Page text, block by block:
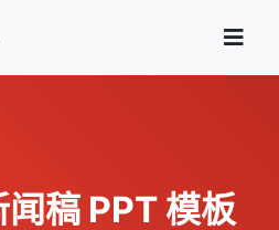
稿 PPT 模板